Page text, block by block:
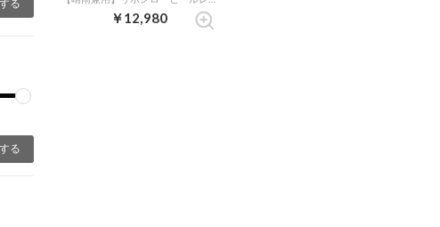
￥12,980